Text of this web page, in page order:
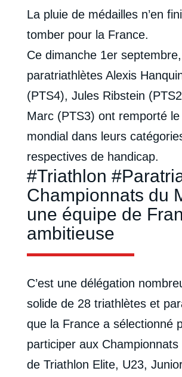
La pluie de médailles n’en
tomber pour la France.
Ce dimanche 1er
paratriathlètes Alexis
(PTS4), Jules Ribstein
Marc (PTS3) ont remporté
mondial dans leurs
respectives de handicap.
#Triathlon
Championnats du
une équipe de
ambitieuse
C’est une délégation
solide de 28 triathlètes et
que la France a sélectionné
participer aux
de Triathlon Elite, U23,